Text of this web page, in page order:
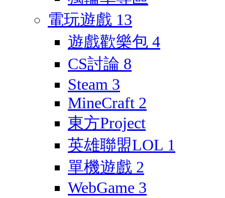
電玩遊戲 13
遊戲歡樂包 4
CS討論 8
Steam 3
MineCraft 2
東方Project
英雄聯盟LOL 1
單機遊戲 2
WebGame 3